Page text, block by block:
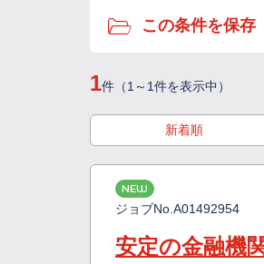
この条件を保存
1件（1～1件を表示中）
新着順
NEW
ジョブNo. A01492954
安定の金融機